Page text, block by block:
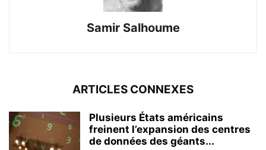
Samir Salhoume
ARTICLES CONNEXES
Plusieurs États américains
freinent l’expansion des centres
de données des géants...